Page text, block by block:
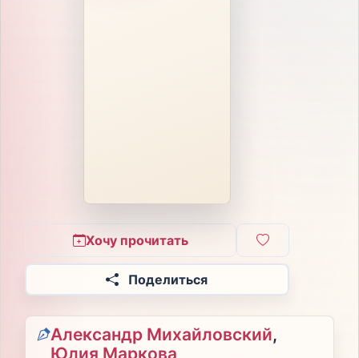
Хочу прочитать
Поделиться
Александр Михайловский,
Юлия Маркова